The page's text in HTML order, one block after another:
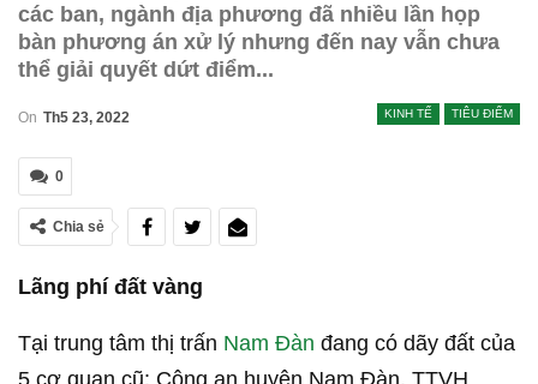
các ban, ngành địa phương đã nhiều lần họp
bàn phương án xử lý nhưng đến nay vẫn chưa
thể giải quyết dứt điểm...
KINH TẾ TIÊU ĐIỂM
On Th5 23, 2022
0
Chia sẻ
Lãng phí đất vàng
Tại trung tâm thị trấn Nam Đàn đang có dãy đất của
5 cơ quan cũ: Công an huyện Nam Đàn, TTVH